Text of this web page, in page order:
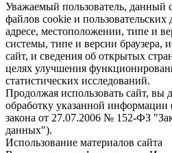
Уважаемый пользователь, данный
файлов cookie и
адресе, местоположении, типе и
системы, типе и версии браузера,
сайт, и сведения об открытых
целях улучшения
статистических исследований.
Продолжая использовать сайт, вы
обработку указанной информации
закона от 27.07.2006 № 152-ФЗ
данных").
Использование материалов сайта